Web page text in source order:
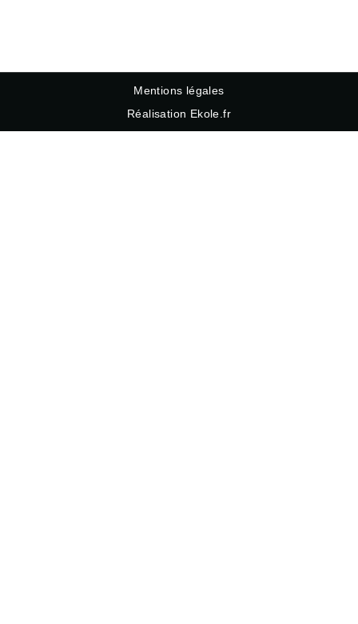
Mentions légales
Réalisation Ekole.fr